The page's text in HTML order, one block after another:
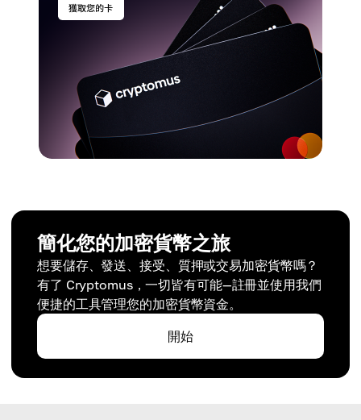
簡化您的加密貨幣之旅
想要儲存、發送、接受、質押或交易加密貨幣嗎？
有了 Cryptomus，一切皆有可能—註冊並使用我們
便捷的工具管理您的加密貨幣資金。
開始